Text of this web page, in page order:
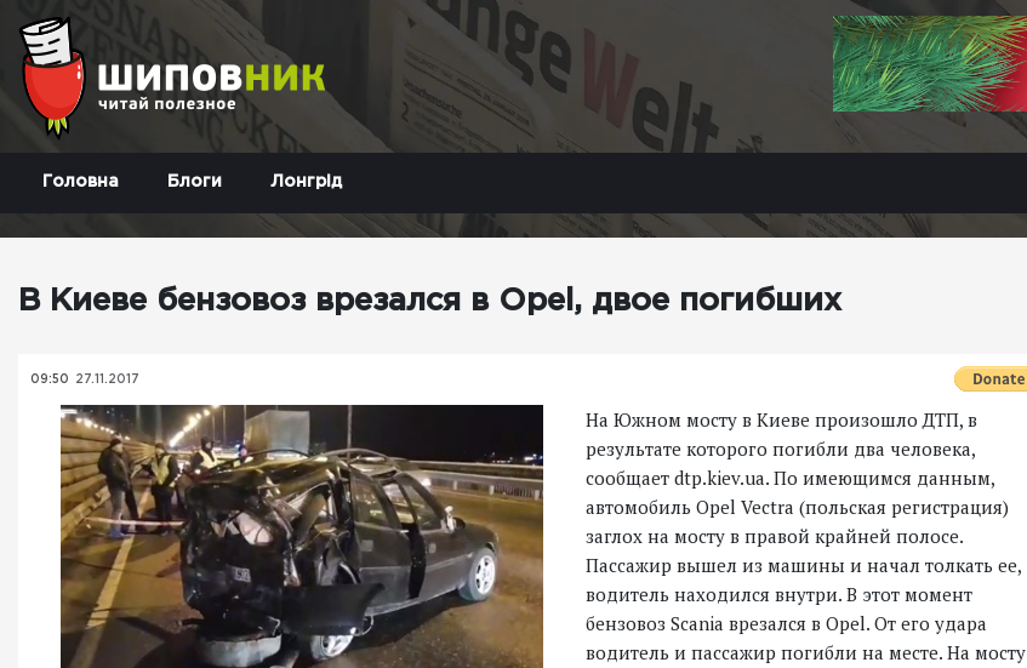
Головна Блоги Лонгрід
В Киеве бензовоз врезался в Opel, двое погибших
09:50 27.11.2017
На Южном мосту в Киеве произошло ДТП, в
результате которого погибли два человека,
сообщает dtp.kiev.ua. По имеющимся данным,
автомобиль Opel Vectra (польская регистрация)
заглох на мосту в правой крайней полосе.
Пассажир вышел из машины и начал толкать ее,
водитель находился внутри. В этот момент
бензовоз Scania врезался в Opel. От его удара
водитель и пассажир погибли на месте. На мосту